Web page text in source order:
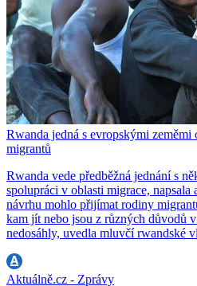
Rwanda jedná s evropskými
migrantů
Rwanda vede předběžná jednání s
spolupráci v oblasti migrace,
návrhu mohlo přijímat rodiny
kam jít nebo jsou z různých důvodů
nedosáhly, uvedla mluvčí rwandské
Aktuálně.cz - Zprávy